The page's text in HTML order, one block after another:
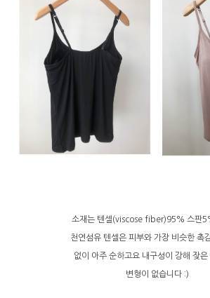
소재는 텐셀(viscose fiber)95% 스판
천연섬유 텐셀은 피부와 가장 비슷한 촉
없이 아주 순하고요 내구성이 강해 잦은
변형이 없습니다 :)